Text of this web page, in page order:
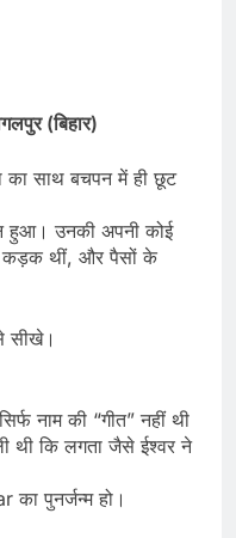
(बिहार)
का साथ बचपन में ही छूट
हुआ। उनकी अपनी कोई
कड़क थीं, और पैसों के
सीखे।
नाम की “गीत” नहीं थी
थी कि लगता जैसे ईश्वर ने
पुनर्जन्म हो।